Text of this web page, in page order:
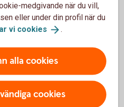
att utvecklas
omvärlden?
medgivande när du vill,
eller under din profil när du
vi cookies .
alla cookies
cookies